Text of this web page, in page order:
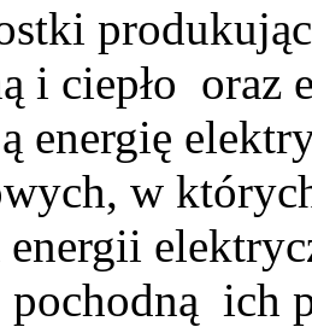
i ciepło oraz
energię
w
pochodną ich